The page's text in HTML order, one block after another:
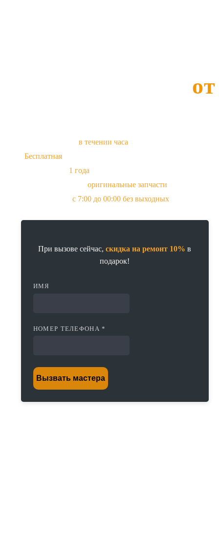
в течении часа
Бесплатная
1 года
оригинальные запчасти
с 7:00 до 00:00 без выходных
При вызове сейчас,скидка на ремонт 10% в
подарок!
ИМЯ
НОМЕР ТЕЛЕФОНА *
Вызвать мастера